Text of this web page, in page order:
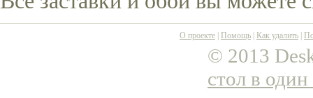
О проекте Помощь Как удалить
© 2013
стол в